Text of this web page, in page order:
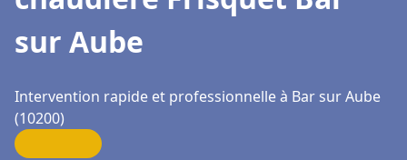
sur Aube
Intervention rapide et professionnelle à Bar sur Aube
(10200)